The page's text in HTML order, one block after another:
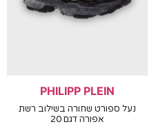
PHILIPP PLEIN
נעל ספורט שחורה בשילוב רשת
אפורה דגם 20